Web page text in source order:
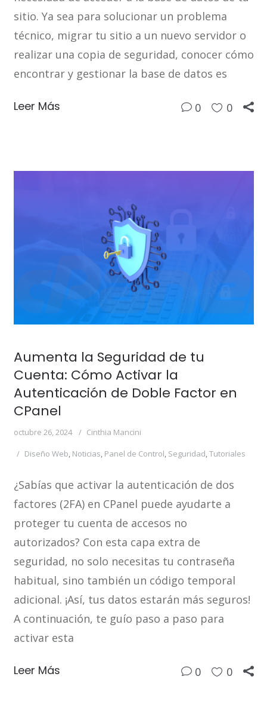
sitio. Ya sea para solucionar un problema
técnico, migrar tu sitio a un nuevo servidor o
realizar una copia de seguridad, conocer cómo
encontrar y gestionar la base de datos es
Leer Más 0 0
Aumenta la Seguridad de tu
Cuenta: Cómo Activar la
Autenticación de Doble Factor en
CPanel
octubre 26, 2024
Cinthia Mancini
Diseño Web, Noticias, Panel de Control, Seguridad,Tutoriales
¿Sabías que activar la autenticación de dos
factores (2FA) en CPanel puede ayudarte a
proteger tu cuenta de accesos no
autorizados? Con esta capa extra de
seguridad, no solo necesitas tu contraseña
habitual, sino también un código temporal
adicional. ¡Así, tus datos estarán más seguros!
A continuación, te guío paso a paso para
activar esta
Leer Más 0 0